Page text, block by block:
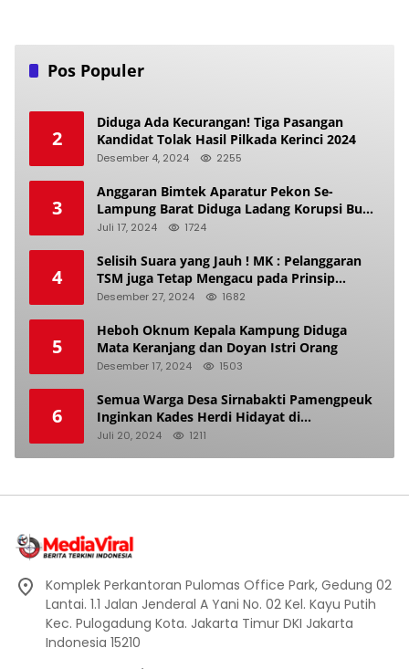
Pos Populer
2
Diduga Ada Kecurangan! Tiga Pasangan
Kandidat Tolak Hasil Pilkada Kerinci 2024
Desember 4, 2024 2255
3
Anggaran Bimtek Aparatur Pekon Se-
Lampung Barat Diduga Ladang Korupsi Buat
Makan Anak Istri
Juli 17, 2024 1724
4
Selisih Suara yang Jauh ! MK : Pelanggaran
TSM juga Tetap Mengacu pada Prinsip
Keadilan Pemilu
Desember 27, 2024 1682
5
Heboh Oknum Kepala Kampung Diduga
Mata Keranjang dan Doyan Istri Orang
Desember 17, 2024 1503
6
Semua Warga Desa Sirnabakti Pamengpeuk
Inginkan Kades Herdi Hidayat di
Berhentikan Dari Jabatan nya
Juli 20, 2024 1211
Komplek Perkantoran Pulomas Office Park, Gedung 02
Lantai. 1.1 Jalan Jenderal A Yani No. 02 Kel. Kayu Putih
Kec. Pulogadung Kota. Jakarta Timur DKI Jakarta
Indonesia 15210